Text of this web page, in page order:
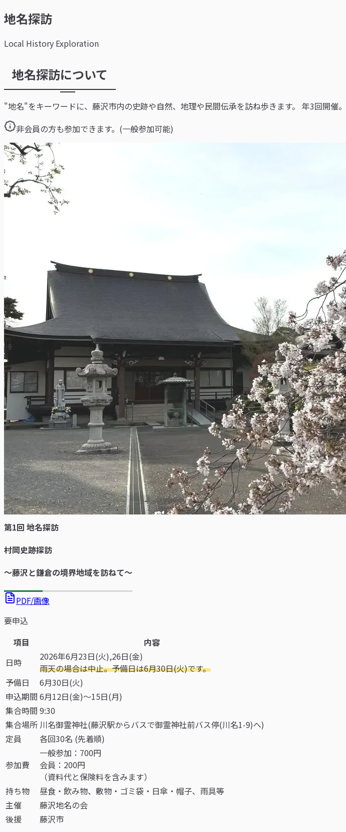
地名探訪
Local History Exploration
地名探訪について
"地名"をキーワードに、藤沢市内の史跡や自然、地理や民間伝承を訪ね歩きます。 年3回開催。
非会員の方も参加できます。(一般参加可能)
第1回 地名探訪
村岡史跡探訪
～藤沢と鎌倉の境界地域を訪ねて～
PDF/画像
要申込
項目
内容
日時
2026年6月23日(火),26日(金)
雨天の場合は中止。予備日は6月30日(火)です。
予備日
6月30日(火)
申込期間 6月12日(金)～15日(月)
集合時間 9:30
集合場所 川名御霊神社(藤沢駅からバスで御霊神社前バス停(川名1-9)へ)
定員
各回30名 (先着順)
参加費
一般参加：700円
会員：200円
（資料代と保険料を含みます）
持ち物
昼食・飲み物、敷物・ゴミ袋・日傘・帽子、雨具等
主催
藤沢地名の会
後援
藤沢市